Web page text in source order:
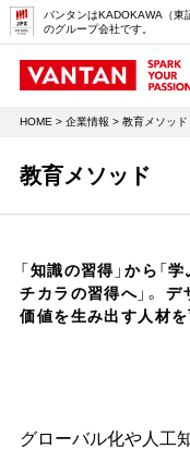
バンタンはKADOKAWA（東
のグループ会社です。
HOME >企業情報 > 教育メソッド
教育メソッド
「知識の習得」から「学
チカラの習得へ」。
デ
価値を生み出す人材を
グローバル化や人工